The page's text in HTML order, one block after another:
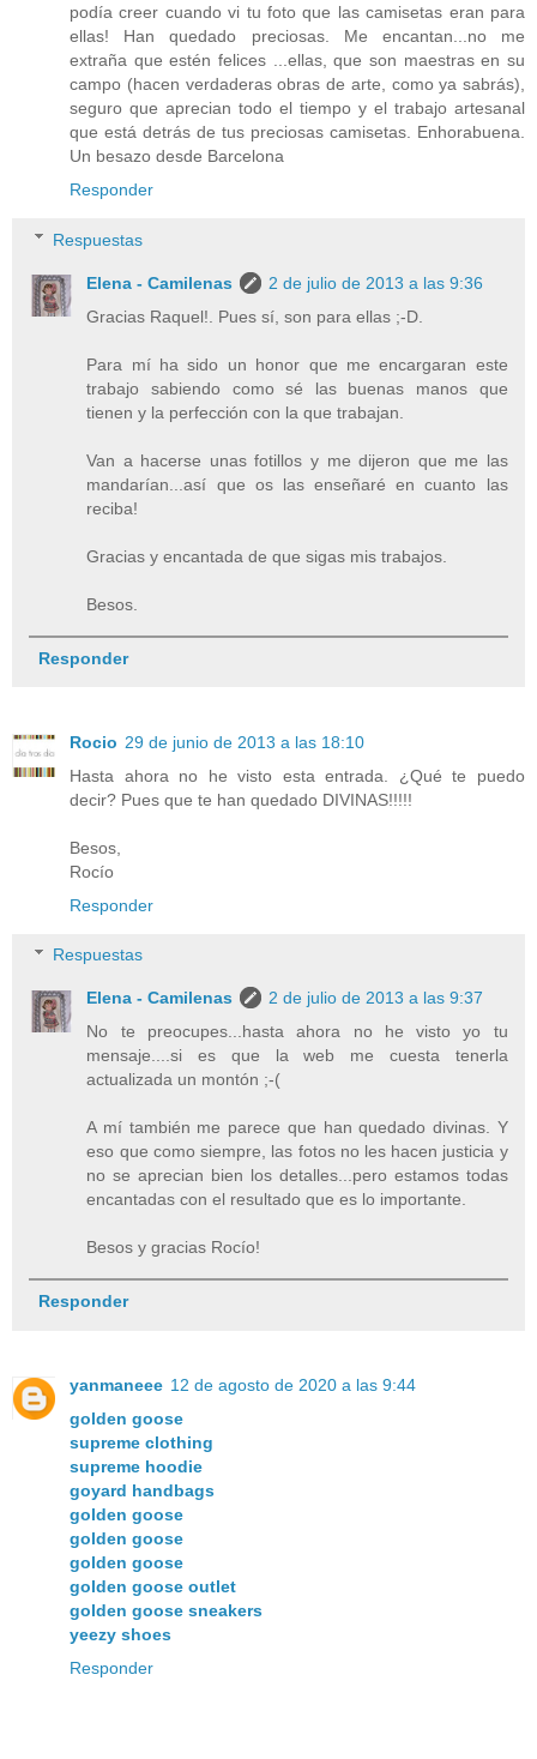
podía creer cuando vi tu foto que las camisetas eran para
ellas! Han quedado preciosas. Me encantan...no me
extraña que estén felices ...ellas, que son maestras en su
campo (hacen verdaderas obras de arte, como ya sabrás),
seguro que aprecian todo el tiempo y el trabajo artesanal
que está detrás de tus preciosas camisetas. Enhorabuena.
Un besazo desde Barcelona
Responder
Respuestas
Elena - Camilenas
2 de julio de 2013 a las 9:36
Gracias Raquel!. Pues sí, son para ellas ;-D.
Para mí ha sido un honor que me encargaran este
trabajo sabiendo como sé las buenas manos que
tienen y la perfección con la que trabajan.
Van a hacerse unas fotillos y me dijeron que me las
mandarían...así que os las enseñaré en cuanto las
reciba!
Gracias y encantada de que sigas mis trabajos.
Besos.
Responder
Rocio 29 de junio de 2013 a las 18:10
Hasta ahora no he visto esta entrada. ¿Qué te puedo
decir? Pues que te han quedado DIVINAS!!!!!
Besos,
Rocío
Responder
Respuestas
Elena - Camilenas
2 de julio de 2013 a las 9:37
No te preocupes...hasta ahora no he visto yo tu
mensaje....si es que la web me cuesta tenerla
actualizada un montón ;-(
A mí también me parece que han quedado divinas. Y
eso que como siempre, las fotos no les hacen justicia y
no se aprecian bien los detalles...pero estamos todas
encantadas con el resultado que es lo importante.
Besos y gracias Rocío!
Responder
yanmaneee 12 de agosto de 2020 a las 9:44
golden goose
supreme clothing
supreme hoodie
goyard handbags
golden goose
golden goose
golden goose
golden goose outlet
golden goose sneakers
yeezy shoes
Responder